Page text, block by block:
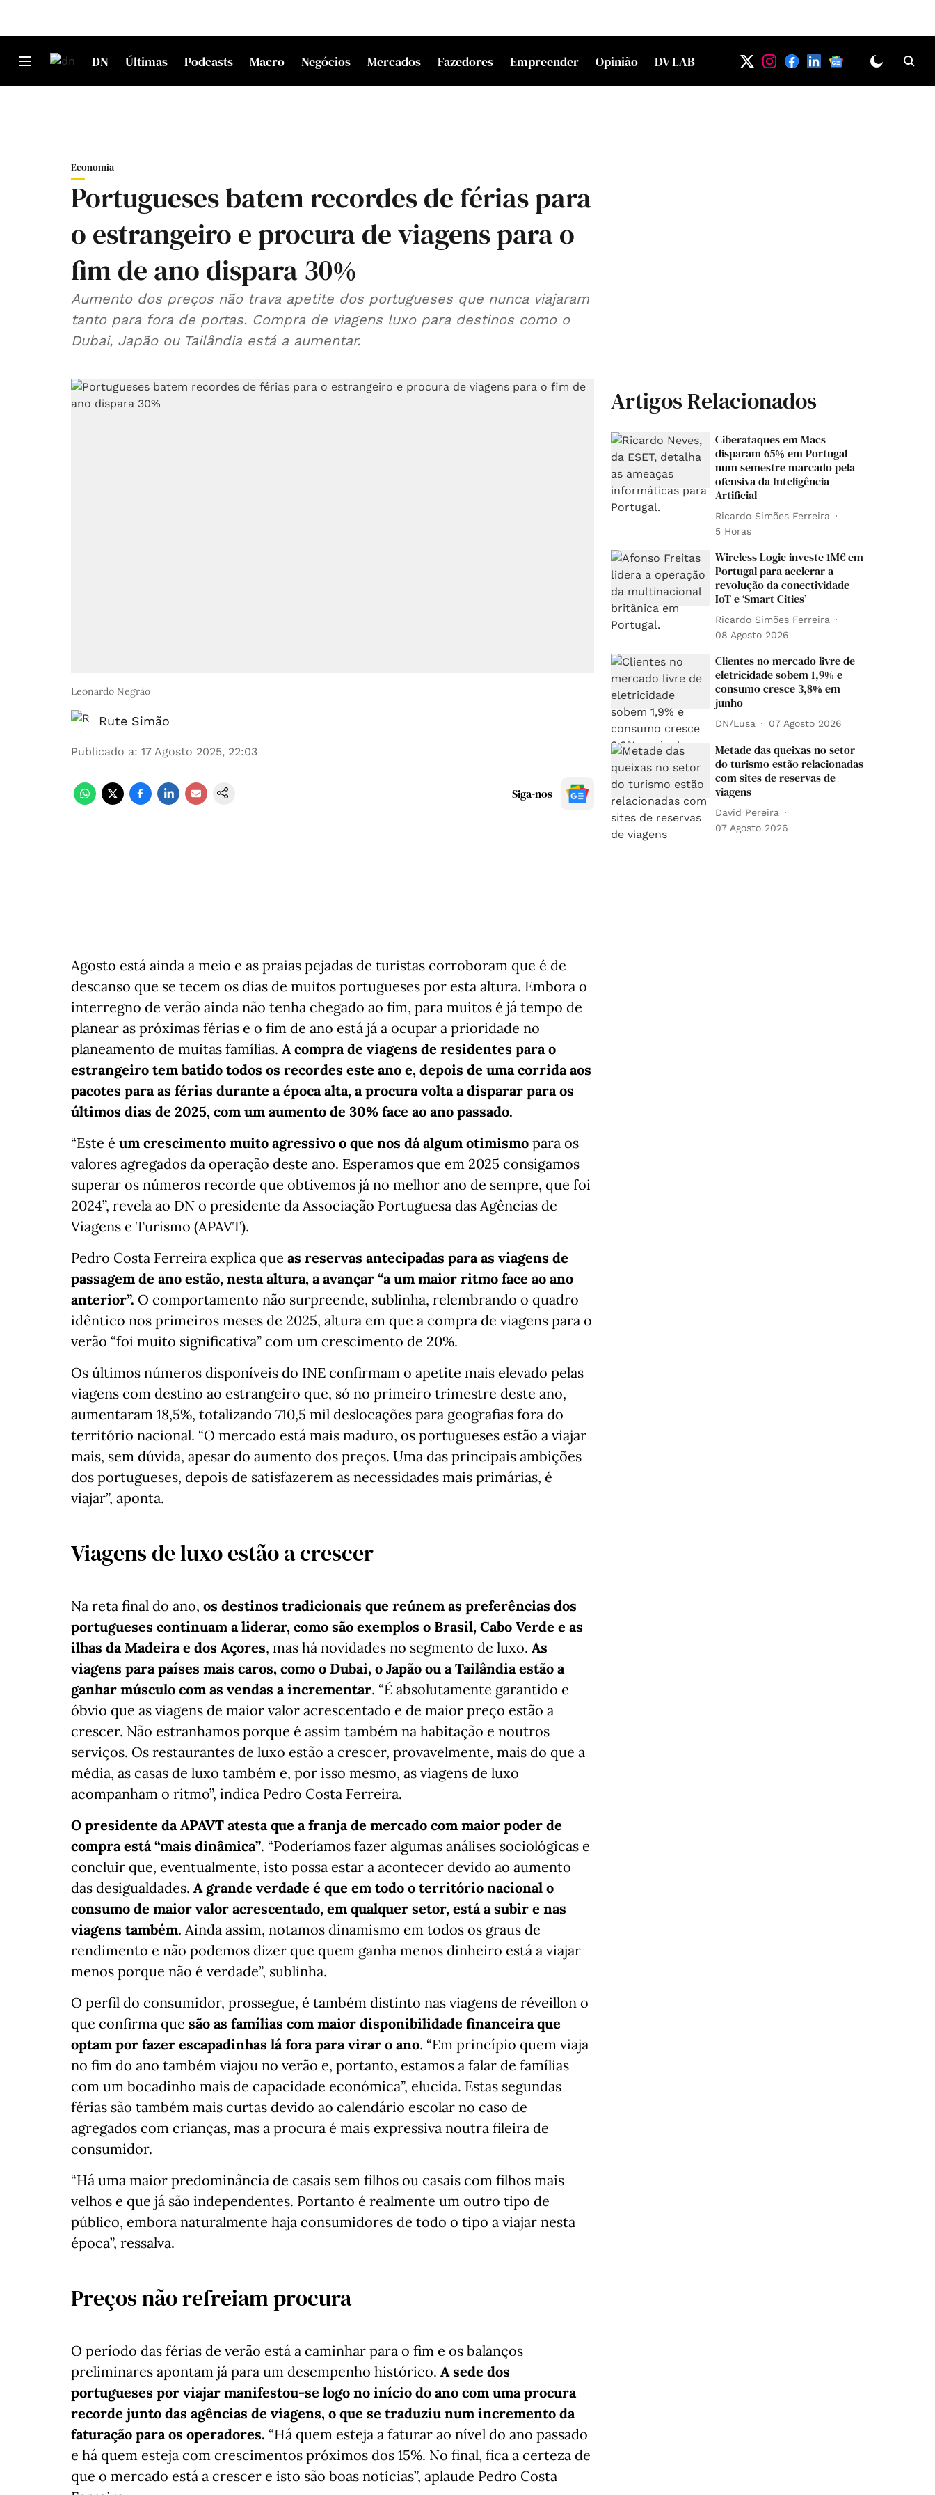
DN Últimas Podcasts Macro Negócios Mercados Fazedores Empreender Opinião DV LAB
Economia
Portugueses batem recordes de férias para
o estrangeiro e procura de viagens para o
fim de ano dispara 30%
Aumento dos preços não trava apetite dos portugueses que nunca viajaram
tanto para fora de portas. Compra de viagens luxo para destinos como o
Dubai, Japão ou Tailândia está a aumentar.
Leonardo Negrão
Rute Simão
Publicado a: 17 Agosto 2025, 22:03
Siga-nos
Agosto está ainda a meio e as praias pejadas de turistas corroboram que é de
descanso que se tecem os dias de muitos portugueses por esta altura. Embora o
interregno de verão ainda não tenha chegado ao fim, para muitos é já tempo de
planear as próximas férias e o fim de ano está já a ocupar a prioridade no
planeamento de muitas famílias. A compra de viagens de residentes para o
estrangeiro tem batido todos os recordes este ano e, depois de uma corrida aos
pacotes para as férias durante a época alta, a procura volta a disparar para os
últimos dias de 2025, com um aumento de 30% face ao ano passado.
“Este é um crescimento muito agressivo o que nos dá algum otimismo para os
valores agregados da operação deste ano. Esperamos que em 2025 consigamos
superar os números recorde que obtivemos já no melhor ano de sempre, que foi
2024”, revela ao DN o presidente da Associação Portuguesa das Agências de
Viagens e Turismo (APAVT).
Pedro Costa Ferreira explica que as reservas antecipadas para as viagens de
passagem de ano estão, nesta altura, a avançar “a um maior ritmo face ao ano
anterior”. O comportamento não surpreende, sublinha, relembrando o quadro
idêntico nos primeiros meses de 2025, altura em que a compra de viagens para o
verão “foi muito significativa” com um crescimento de 20%.
Os últimos números disponíveis do INE confirmam o apetite mais elevado pelas
viagens com destino ao estrangeiro que, só no primeiro trimestre deste ano,
aumentaram 18,5%, totalizando 710,5 mil deslocações para geografias fora do
território nacional. “O mercado está mais maduro, os portugueses estão a viajar
mais, sem dúvida, apesar do aumento dos preços. Uma das principais ambições
dos portugueses, depois de satisfazerem as necessidades mais primárias, é
viajar”, aponta.
Viagens de luxo estão a crescer
Na reta final do ano, os destinos tradicionais que reúnem as preferências dos
portugueses continuam a liderar, como são exemplos o Brasil, Cabo Verde e as
ilhas da Madeira e dos Açores, mas há novidades no segmento de luxo. As
viagens para países mais caros, como o Dubai, o Japão ou a Tailândia estão a
ganhar músculo com as vendas a incrementar. “É absolutamente garantido e
óbvio que as viagens de maior valor acrescentado e de maior preço estão a
crescer. Não estranhamos porque é assim também na habitação e noutros
serviços. Os restaurantes de luxo estão a crescer, provavelmente, mais do que a
média, as casas de luxo também e, por isso mesmo, as viagens de luxo
acompanham o ritmo”, indica Pedro Costa Ferreira.
O presidente da APAVT atesta que a franja de mercado com maior poder de
compra está “mais dinâmica”. “Poderíamos fazer algumas análises sociológicas e
concluir que, eventualmente, isto possa estar a acontecer devido ao aumento
das desigualdades. A grande verdade é que em todo o território nacional o
consumo de maior valor acrescentado, em qualquer setor, está a subir e nas
viagens também. Ainda assim, notamos dinamismo em todos os graus de
rendimento e não podemos dizer que quem ganha menos dinheiro está a viajar
menos porque não é verdade”, sublinha.
O perfil do consumidor, prossegue, é também distinto nas viagens de réveillon o
que confirma que são as famílias com maior disponibilidade financeira que
optam por fazer escapadinhas lá fora para virar o ano. “Em princípio quem viaja
no fim do ano também viajou no verão e, portanto, estamos a falar de famílias
com um bocadinho mais de capacidade económica”, elucida. Estas segundas
férias são também mais curtas devido ao calendário escolar no caso de
agregados com crianças, mas a procura é mais expressiva noutra fileira de
consumidor.
“Há uma maior predominância de casais sem filhos ou casais com filhos mais
velhos e que já são independentes. Portanto é realmente um outro tipo de
público, embora naturalmente haja consumidores de todo o tipo a viajar nesta
época”, ressalva.
Preços não refreiam procura
O período das férias de verão está a caminhar para o fim e os balanços
preliminares apontam já para um desempenho histórico. A sede dos
portugueses por viajar manifestou-se logo no início do ano com uma procura
recorde junto das agências de viagens, o que se traduziu num incremento da
faturação para os operadores. “Há quem esteja a faturar ao nível do ano passado
e há quem esteja com crescimentos próximos dos 15%. No final, fica a certeza de
que o mercado está a crescer e isto são boas notícias”, aplaude Pedro Costa
Artigos Relacionados
Ciberataques em Macs
disparam 65% em Portugal
num semestre marcado pela
ofensiva da Inteligência
Artificial
Ricardo Simões Ferreira
5 Horas
Wireless Logic investe 1M€ em
Portugal para acelerar a
revolução da conectividade
IoT e ‘Smart Cities’
Ricardo Simões Ferreira
08 Agosto 2026
Clientes no mercado livre de
eletricidade sobem 1,9% e
consumo cresce 3,8% em
junho
DN/Lusa 07 Agosto 2026
Metade das queixas no setor
do turismo estão relacionadas
com sites de reservas de
viagens
David Pereira
07 Agosto 2026